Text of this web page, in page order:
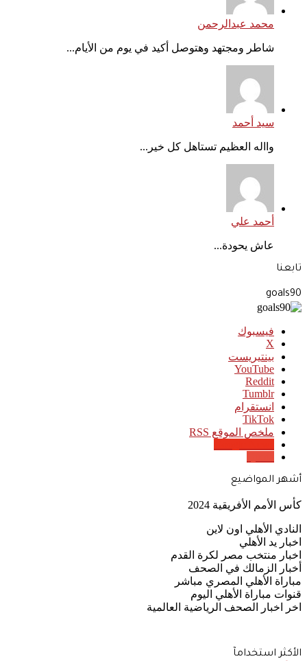
محمد عبدالرحمن
شاطر ومجتهد وهتوصل أكيد في يوم من الأيام...
سيد أحمد
وااله العظيم تستاهل كل خير...
أحمد علي
عاش يحودة...
تابعنا
goals90
فيسبوك
‫X
بينتيريست
‫YouTube
انستقرام
‫TikTok
ملخص الموقع RSS
أشهر المواضيع
كأس الأمم الأفريقية 2024
النادي الأهلي اون لاين
اخبار يد الأهلي
اخبار منتخب مصر لكرة القدم
أخبار الزمالك في الصحف
مباراة الأهلي المصري مباشر
قنوات مباراة الأهلي اليوم
اخر اخبار الصحف الرياضية العالمية
الأكثر استخدامآ